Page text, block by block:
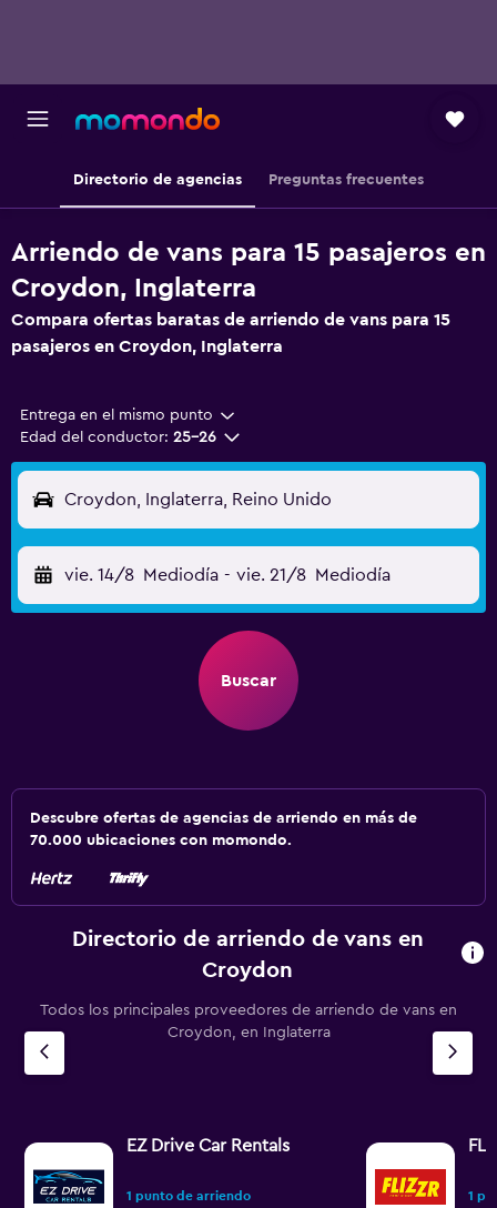
Directorio de agencias Preguntas frecuentes
Arriendo de vans para 15 pasajeros en
Croydon, Inglaterra
Compara ofertas baratas de arriendo de vans para 15
pasajeros en Croydon, Inglaterra
Entrega en el mismo punto
Edad del conductor: 25-26
Croydon, Inglaterra, Reino Unido
vie. 14/8 Mediodía - vie. 21/8 Mediodía
Buscar
Descubre ofertas de agencias de arriendo en más de
70.000 ubicaciones con momondo.
Directorio de arriendo de vans en
Croydon
Todos los principales proveedores de arriendo de vans en
Croydon, en Inglaterra
EZ Drive Car Rentals
1 punto de arriendo 1